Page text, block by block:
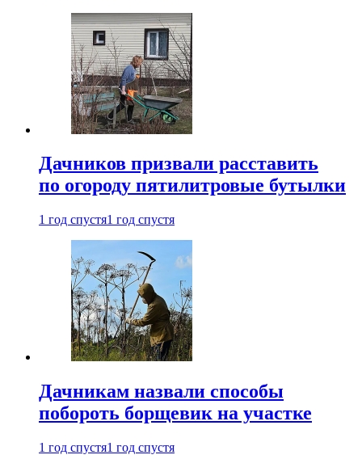
Дачников призвали расставить
по огороду пятилитровые бутылки
1 год спустя1 год спустя
Дачникам назвали способы
побороть борщевик на участке
1 год спустя1 год спустя